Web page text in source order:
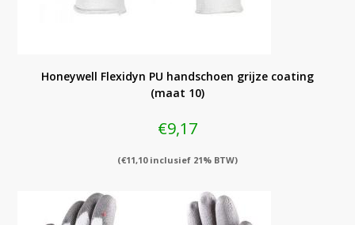
Honeywell Flexidyn PU handschoen grijze coating
(maat 10)
€9,17
(€11,10inclusief 21% BTW)